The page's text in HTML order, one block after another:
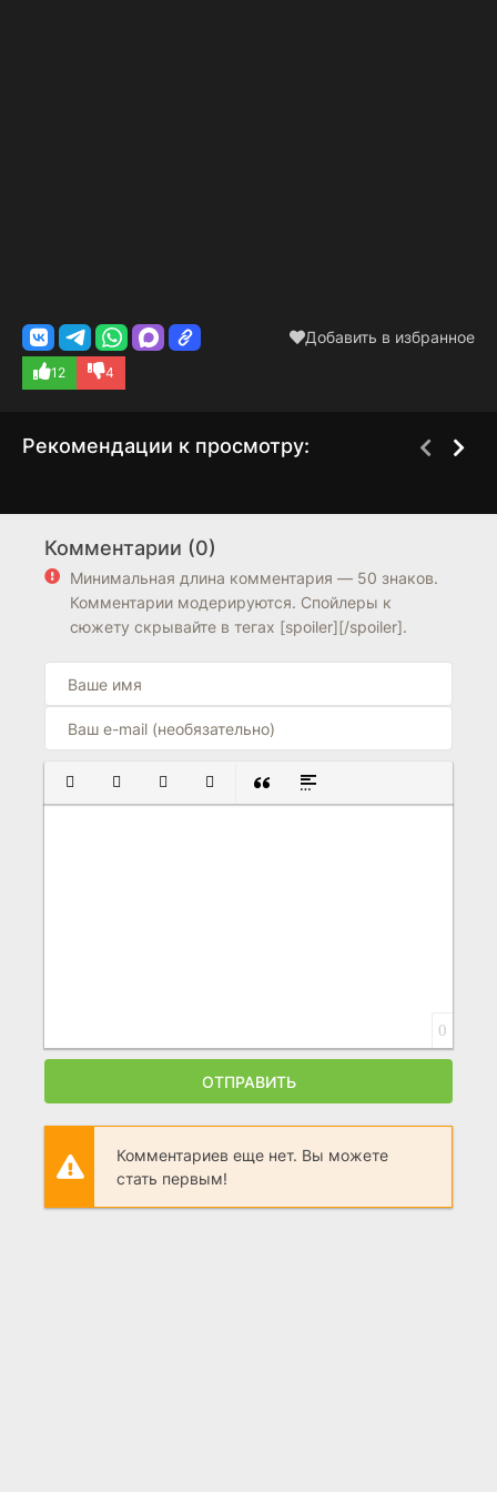
Добавить в избранное
12 4
Рекомендации к просмотру:
7.8 8.3
Комментарии (0)
Минимальная длина комментария — 50 знаков.
Комментарии модерируются. Спойлеры к
сюжету скрывайте в тегах [spoiler][/spoiler].
ПОЛУЖИРНЫЙ
КУРСИВПОДЧЕРКНУТЫЙ
ЗАЧЕРКНУТЫЙ
ВСТАВКА ЦИТАТЫ
ВСТАВКА СПОЙЛЕРА
0
ОТПРАВИТЬ
Комментариев еще нет. Вы можете
стать первым!